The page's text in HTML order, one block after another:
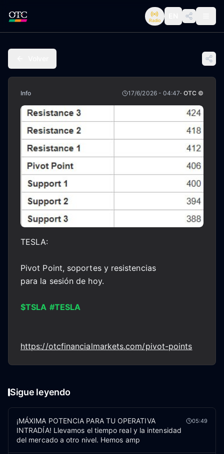
Radio
Info 17/6/2026 - 04:47· OTC ©
TESLA:
Pivot Point, soportes y resistencias
para la sesión de hoy.
$TSLA #TESLA
https://otcfinancialmarkets.com/pivot-points
Sigue leyendo
¡MÁXIMA POTENCIA PARA TU OPERATIVA
INTRADÍA! Llevamos el tiempo real y la intensidad
del mercado a otro nivel. Hemos amp
05:49